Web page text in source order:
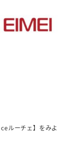
ルーチェ】をみよ